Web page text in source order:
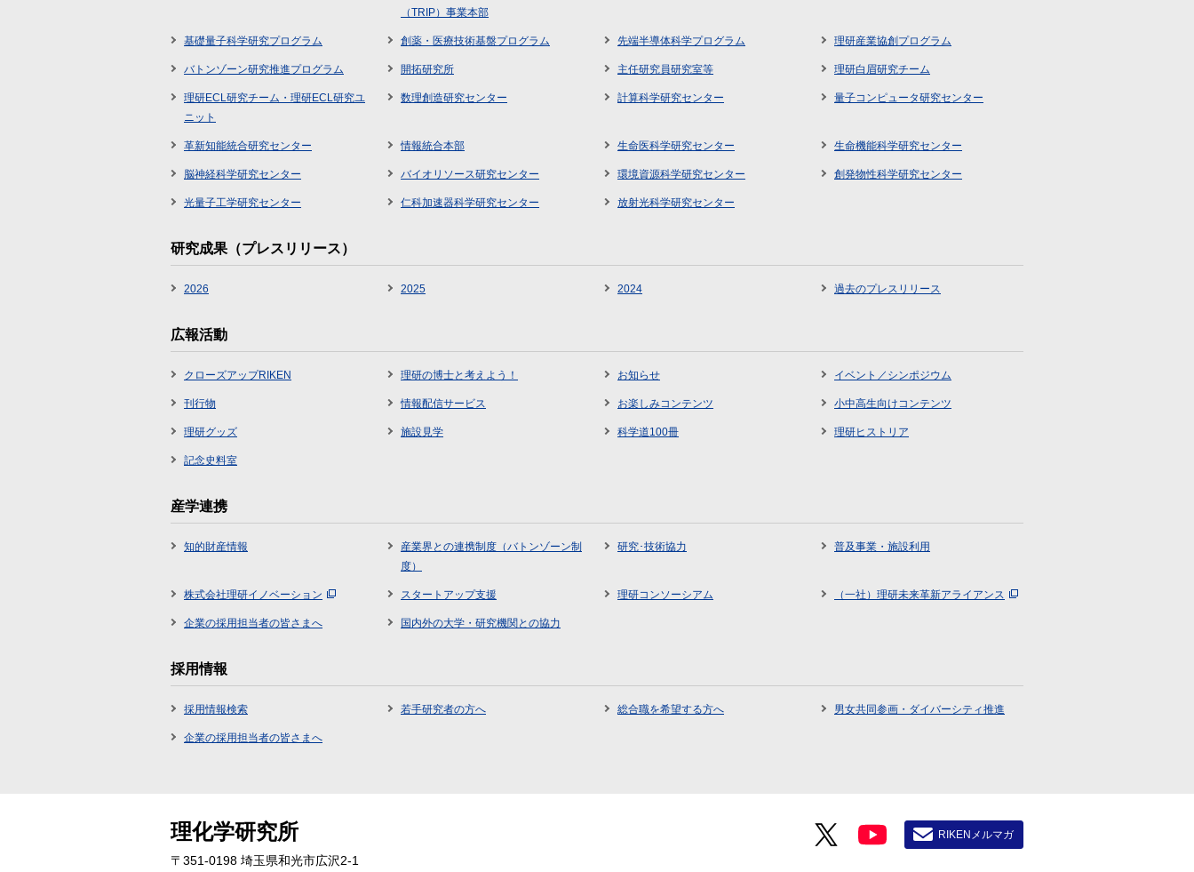
（TRIP）事業本部
基礎量子科学研究プログラム 創薬・医療技術基盤プログラム 先端半導体科学プログラム 理研産業協創プログラム
バトンゾーン研究推進プログラム 開拓研究所 主任研究員研究室等 理研白眉研究チーム
理研ECL研究チーム・理研ECL研究ユ
ニット
数理創造研究センター 計算科学研究センター 量子コンピュータ研究センター
革新知能統合研究センター 情報統合本部 生命医科学研究センター 生命機能科学研究センター
脳神経科学研究センター バイオリソース研究センター 環境資源科学研究センター 創発物性科学研究センター
光量子工学研究センター 仁科加速器科学研究センター 放射光科学研究センター
研究成果（プレスリリース）
2026 2025 2024 過去のプレスリリース
広報活動
クローズアップRIKEN 理研の博士と考えよう！ お知らせ イベント／シンポジウム
刊行物 情報配信サービス お楽しみコンテンツ 小中高生向けコンテンツ
理研グッズ 施設見学 科学道100冊 理研ヒストリア
記念史料室
産学連携
知的財産情報
産業界との連携制度（バトンゾーン制
度）
研究･技術協力 普及事業・施設利用
株式会社理研イノベーション スタートアップ支援 理研コンソーシアム （一社）理研未来革新アライアンス
企業の採用担当者の皆さまへ 国内外の大学・研究機関との協力
採用情報
採用情報検索 若手研究者の方へ 総合職を希望する方へ 男女共同参画・ダイバーシティ推進
企業の採用担当者の皆さまへ
理化学研究所
〒351-0198 埼玉県和光市広沢2-1
RIKENメルマガ